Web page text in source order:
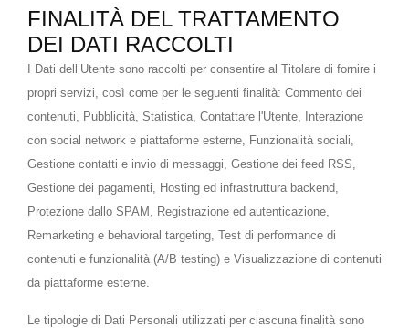
FINALITÀ DEL TRATTAMENTO
DEI DATI RACCOLTI
I Dati dell’Utente sono raccolti per consentire al Titolare di fornire i
propri servizi, così come per le seguenti finalità: Commento dei
contenuti, Pubblicità, Statistica, Contattare l'Utente, Interazione
con social network e piattaforme esterne, Funzionalità sociali,
Gestione contatti e invio di messaggi, Gestione dei feed RSS,
Gestione dei pagamenti, Hosting ed infrastruttura backend,
Protezione dallo SPAM, Registrazione ed autenticazione,
Remarketing e behavioral targeting, Test di performance di
contenuti e funzionalità (A/B testing) e Visualizzazione di contenuti
da piattaforme esterne.
Le tipologie di Dati Personali utilizzati per ciascuna finalità sono